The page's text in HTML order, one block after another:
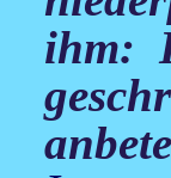
ihm: